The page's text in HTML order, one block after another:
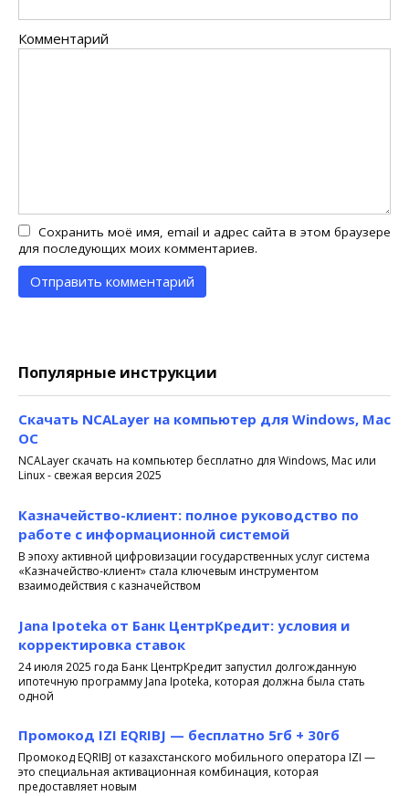
Комментарий
Сохранить моё имя, email и адрес сайта в этом браузере
для последующих моих комментариев.
Популярные инструкции
Скачать NCALayer на компьютер для Windows, Mac
OC
NCALayer скачать на компьютер бесплатно для Windows, Mac или
Linux - свежая версия 2025
Казначейство-клиент: полное руководство по
работе с информационной системой
В эпоху активной цифровизации государственных услуг система
«Казначейство-клиент» стала ключевым инструментом
взаимодействия с казначейством
Jana Ipoteka от Банк ЦентрКредит: условия и
корректировка ставок
24 июля 2025 года Банк ЦентрКредит запустил долгожданную
ипотечную программу Jana Ipoteka, которая должна была стать
одной
Промокод IZI EQRIBJ — бесплатно 5гб + 30гб
Промокод EQRIBJ от казахстанского мобильного оператора IZI —
это специальная активационная комбинация, которая
предоставляет новым